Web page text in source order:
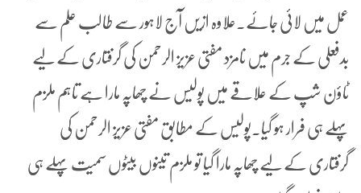
عمل میں لائی جائے۔علاوہ ازیں آج لاہور سے طالب علم سے
بدفعلی کے جرم میں نامزد مفتی عزیز الرحمن کی گرفتاری کے لیے
ٹاؤن شپ کے علاقے میں پولیس نے چھاپہ مارا ہے تاہم ملزم
پہلے ہی فرار ہو گیا۔پولیس کے مطابق مفتی عزیز الرحمن کی
گرفتاری کے لیے چھاپہ مارا گیا تو ملزم تینوں بیٹوں سمیت پہلے ہی